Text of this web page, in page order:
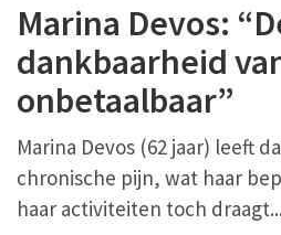
Marina Devos:
dankbaarheid
onbetaalbaar”
Marina Devos (62 jaar) leeft
chronische pijn, wat haar
haar activiteiten toch draagt...